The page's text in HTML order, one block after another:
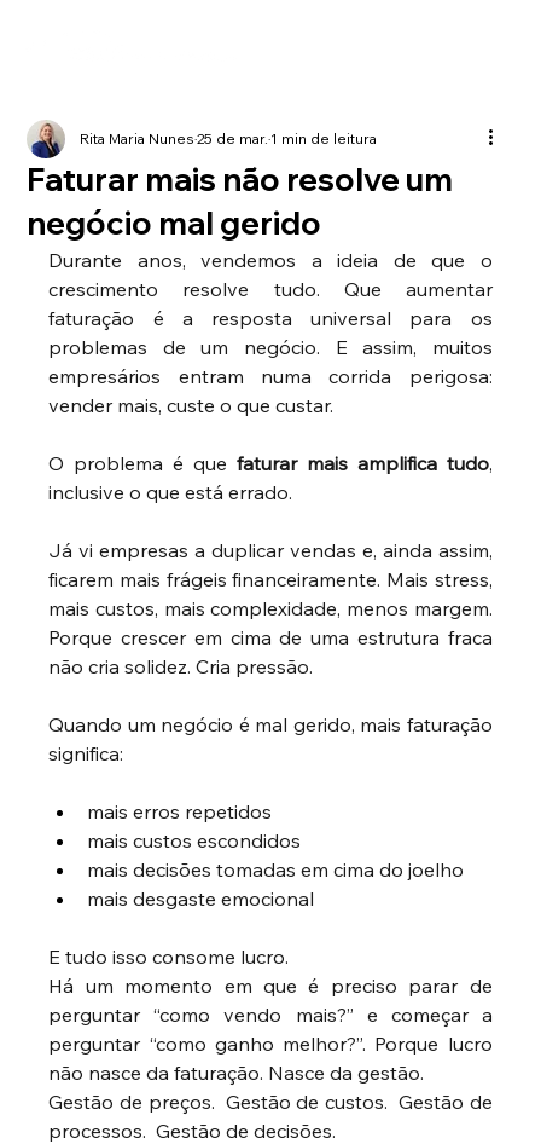
Faturar mais não resolve um
negócio mal gerido
Rita Maria Nunes25 de mar.1 min de leitura
Durante anos, vendemos a ideia de que o
crescimento resolve tudo. Que aumentar
faturação é a resposta universal para os
problemas de um negócio. E assim, muitos
empresários entram numa corrida perigosa:
vender mais, custe o que custar.
O problema é que faturar mais amplifica tudo,
inclusive o que está errado.
Já vi empresas a duplicar vendas e, ainda assim,
ficarem mais frágeis financeiramente. Mais stress,
mais custos, mais complexidade, menos margem.
Porque crescer em cima de uma estrutura fraca
não cria solidez. Cria pressão.
Quando um negócio é mal gerido, mais faturação
significa:
mais erros repetidos
mais custos escondidos
mais decisões tomadas em cima do joelho
mais desgaste emocional
E tudo isso consome lucro.
Há um momento em que é preciso parar de
perguntar “como vendo mais?” e começar a
perguntar “como ganho melhor?”. Porque lucro
não nasce da faturação. Nasce da gestão.
Gestão de preços.  Gestão de custos.  Gestão de
processos.  Gestão de decisões.